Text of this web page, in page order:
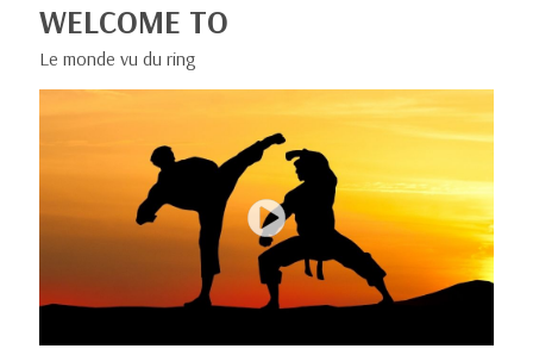
WELCOME TO
Le monde vu du ring